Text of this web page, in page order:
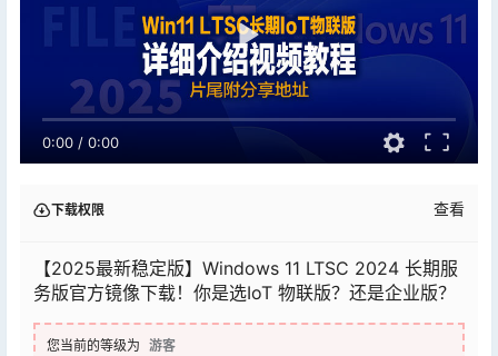
0:00 / 0:00
下载权限 查看
【2025最新稳定版】Windows 11 LTSC 2024 长期服
务版官方镜像下载！你是选IoT 物联版？还是企业版？
您当前的等级为 游客